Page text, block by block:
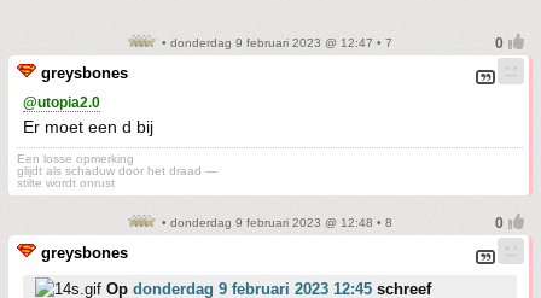
• donderdag 9 februari 2023 @ 12:47 • 7
greysbones
@utopia2.0
Er moet een d bij
Een losse opmerking
glijdt als schaduw door het draad —
stilte wordt onrust
• donderdag 9 februari 2023 @ 12:48 • 8
greysbones
Op donderdag 9 februari 2023 12:45 schreef